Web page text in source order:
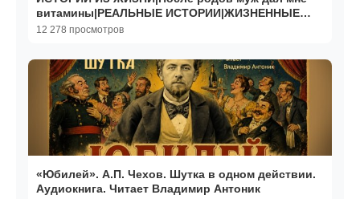
витамины|РЕАЛЬНЫЕ ИСТОРИИ|ЖИЗНЕННЫЕ
ИСТОРИИ
12 278 просмотров
«Юбилей». А.П. Чехов. Шутка в одном действии.
Аудиокнига. Читает Владимир Антоник